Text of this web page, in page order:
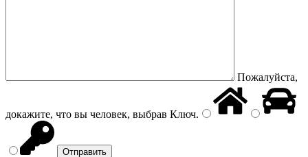
Пожалуйста,
докажите, что вы человек, выбрав Ключ.